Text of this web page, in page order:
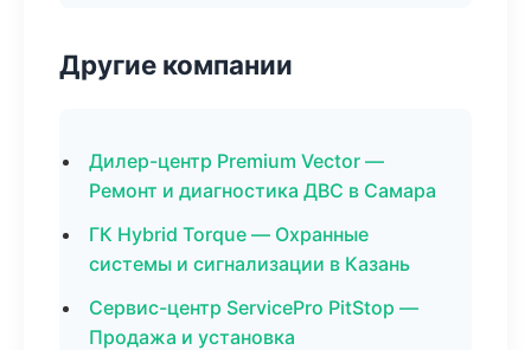
Другие компании
Дилер-центр Premium Vector —
Ремонт и диагностика ДВС в Самара
ГК Hybrid Torque — Охранные
системы и сигнализации в Казань
Сервис-центр ServicePro PitStop —
Продажа и установка